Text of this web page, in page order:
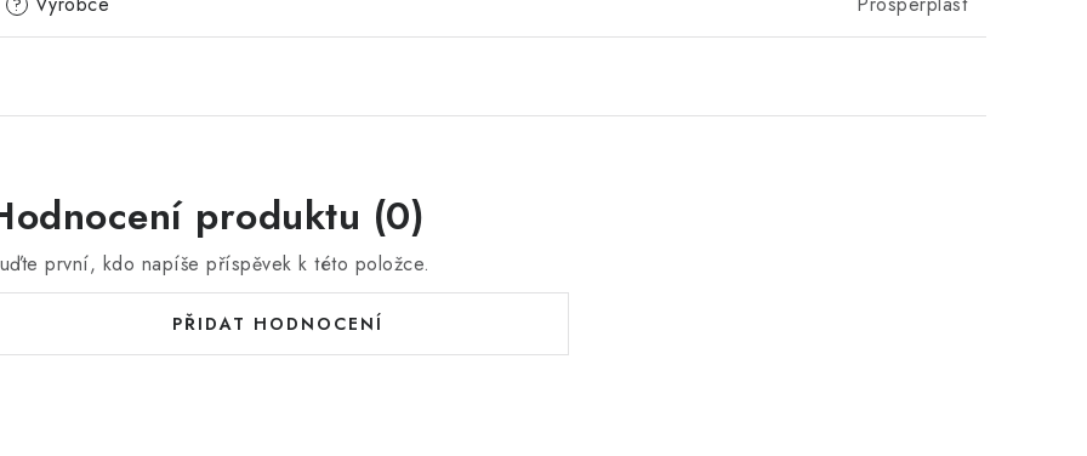
?
produktu (0)
první, kdo napíše příspěvek k této položce.
PŘIDAT HODNOCENÍ